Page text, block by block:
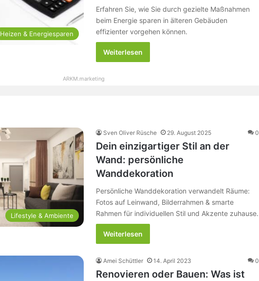
Heizen & Energiesparen
Erfahren Sie, wie Sie durch gezielte Maßnahmen
beim Energie sparen in älteren Gebäuden
effizienter vorgehen können.
Weiterlesen
ARKM.marketing
Lifestyle & Ambiente
Sven Oliver Rüsche 29. August 2025 0
Dein einzigartiger Stil an der
Wand: persönliche
Wanddekoration
Persönliche Wanddekoration verwandelt Räume:
Fotos auf Leinwand, Bilderrahmen & smarte
Rahmen für individuellen Stil und Akzente zuhause.
Weiterlesen
Amei Schüttler 14. April 2023 0
Renovieren oder Bauen: Was ist